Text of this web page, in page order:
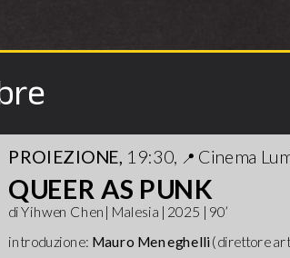
PROIEZIONE, 19:30, 📍 Cinema
QUEER AS PUNK
di Yihwen Chen| Malesia | 2025 | 90’
introduzione: Mauro Meneghelli (direttore